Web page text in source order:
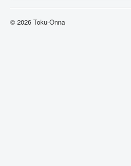
Personnages
© 2026 Toku-Onna